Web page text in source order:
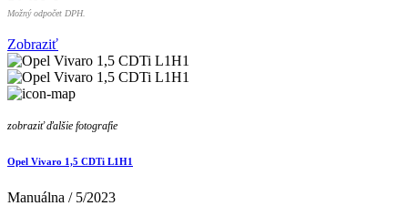
Možný odpočet DPH.
Zobraziť
zobraziť ďalšie fotografie
Opel Vivaro 1,5 CDTi L1H1
Manuálna / 5/2023